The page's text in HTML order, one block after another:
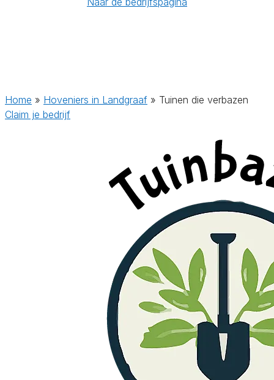
Home » Hoveniers in Landgraaf » Tuinen die verbazen
Claim je bedrijf